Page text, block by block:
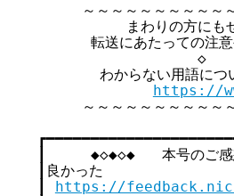
～～～～～～～～～～
まわりの方にも
転送にあたっての注意
◇
わからない用語につ
https://
～～～～～～～～～～
┃     ◆◇◆◇◆   本号のご
┃良かった
https://